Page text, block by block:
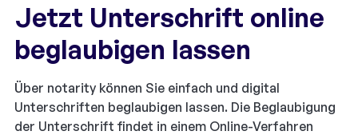
Jetzt Unterschrift online
beglaubigen lassen
Über notarity können Sie einfach und digital
Unterschriften beglaubigen lassen. Die Beglaubigung
der Unterschrift findet in einem Online-Verfahren